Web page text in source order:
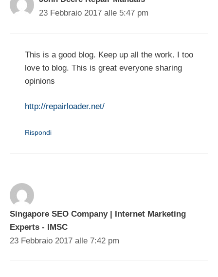
23 Febbraio 2017 alle 5:47 pm
This is a good blog. Keep up all the work. I too
love to blog. This is great everyone sharing
opinions
http://repairloader.net/
Rispondi
Singapore SEO Company | Internet Marketing
Experts - IMSC
23 Febbraio 2017 alle 7:42 pm